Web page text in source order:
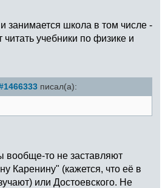
занимается школа в том числе -
читать учебники по физике и
писал(а):
вообще-то не заставляют
Каренину" (кажется, что её в
или Достоевского. Не